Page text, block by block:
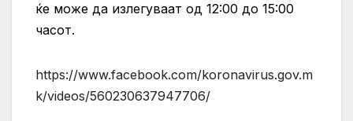
ќе може да излегуваат од 12:00 до 15:00
часот.
https://www.facebook.com/koronavirus.gov.m
k/videos/560230637947706/